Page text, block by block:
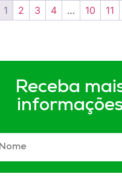
1 2 3 4 … 10 11
Receba
informações